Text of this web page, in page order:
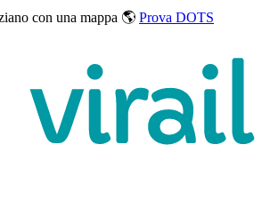
con una mappa 🌎 Prova DOTS